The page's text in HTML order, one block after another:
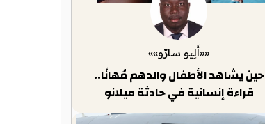
««أَلِيو سارّو»»
حين يشاهد الأطفال والدهم مُهانًا..
قراءة إنسانية في حادثة ميلانو